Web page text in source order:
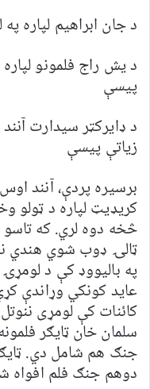
د جان ابراهیم لپاره
د یش راج فلمونو
پیسې
د ډایرکټر سیدارت
زیاتې پیسې
برسیره پردې، آنند
کریډیټ لپاره د ټولو
ټالۍ ډوب شوي هندي
په بالیووډ کې د
عاید کونکي وړاندې
کائنات کې لومړی
سلمان خان ټایګر
دوهم جنګ فلم افواه